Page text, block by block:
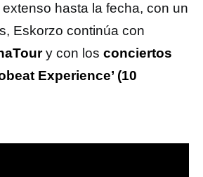
hasta la fecha, con un
Eskorzo continúa con
y con los conciertos
Experience’ (10